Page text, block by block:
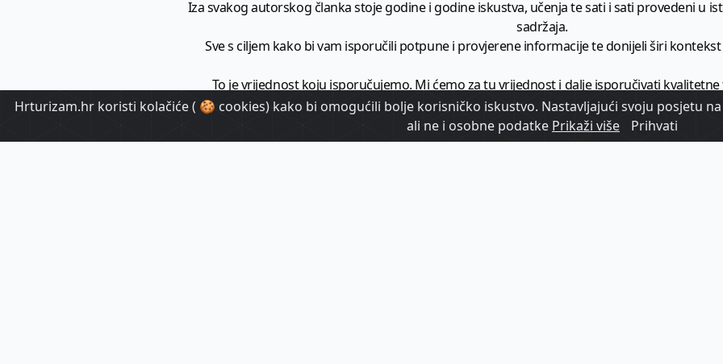
Iza svakog autorskog članka stoje godine i godine iskustva, učenja te sati i sati provedeni u
sadržaja.
Sve s ciljem kako bi vam isporučili potpune i provjerene informacije te donijeli širi
To je vrijednost koju isporučujemo. Mi ćemo za tu vrijednost i dalje isporučivati
minimalno1728 članaka godišnje.
HrTurizam - vaš izvor informacija iz poslovnog svijeta hrvatskog
Hrturizam.hr koristi kolačiće ( 🍪 cookies) kako bi omogućili bolje korisničko iskustvo. Nastavljajući svoju posjetu
ali ne i osobne podatke Prikaži više Prihvati